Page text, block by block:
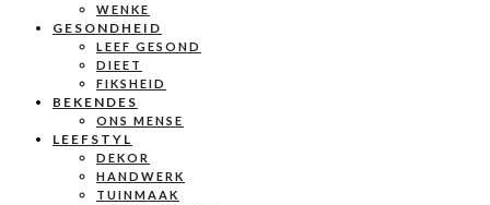
WENKE
GESONDHEID
LEEF GESOND
DIEET
FIKSHEID
BEKENDES
ONS MENSE
LEEFSTYL
DEKOR
HANDWERK
TUINMAAK